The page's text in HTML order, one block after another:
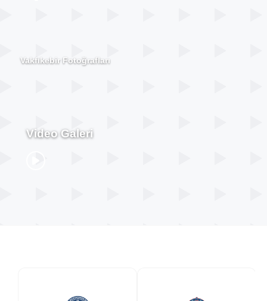
Vakfıkebir Fotoğrafları
Video Galeri